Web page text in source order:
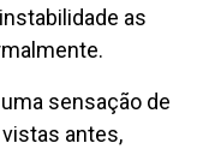
as
sensação de
antes,